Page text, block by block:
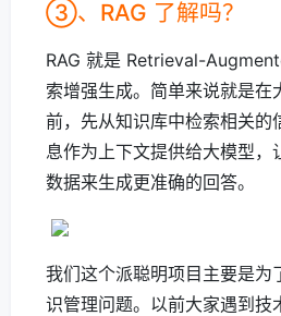
③、RAG 了解吗？
RAG 就是 Retrieval-
索增强生成。简单来说就是在
前，先从知识库中检索相关的
息作为上下文提供给大模型，
数据来生成更准确的回答。
我们这个派聪明项目主要是为
识管理问题。以前大家遇到技